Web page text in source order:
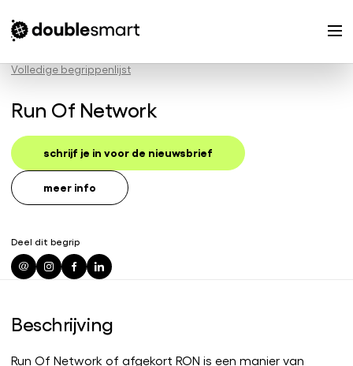
Volledige begrippenlijst
Run Of Network
schrijf je in voor de nieuwsbrief
meer info
Deel dit begrip
Beschrijving
Run Of Network of afgekort RON is een manier van